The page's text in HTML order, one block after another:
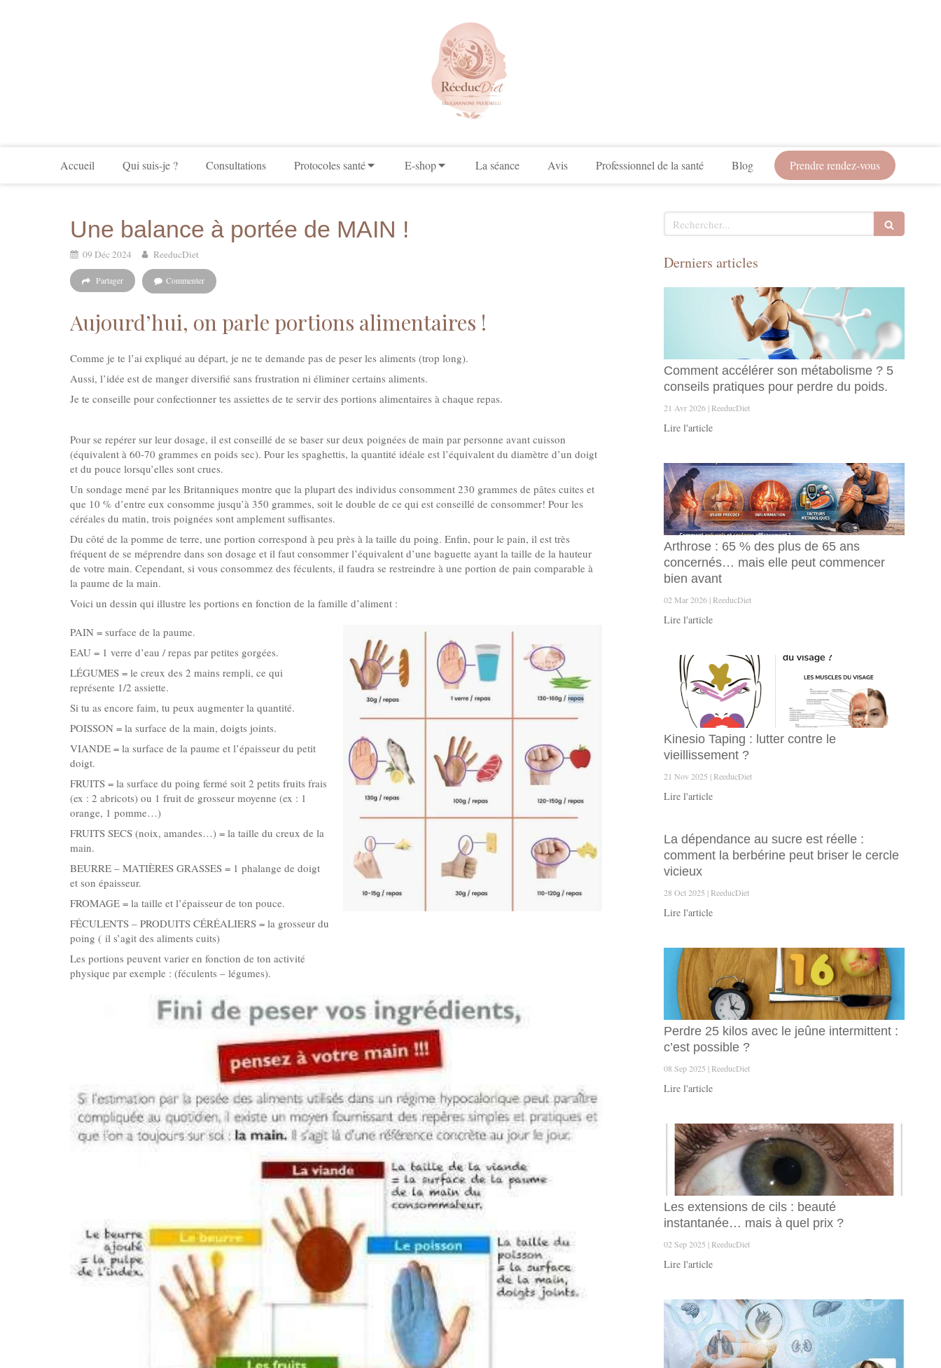
Accueil Qui suis-je ? Consultations Protocoles santé E-shop La séance Avis Professionnel de la santé Blog Prendre rendez-vous
Une balance à portée de MAIN !
09 Déc 2024 ReeducDiet
Partager Commenter
Aujourd’hui, on parle portions alimentaires !
Comme je te l’ai expliqué au départ, je ne te demande pas de peser les aliments (trop long).
Aussi, l’idée est de manger diversifié sans frustration ni éliminer certains aliments.
Je te conseille pour confectionner tes assiettes de te servir des portions alimentaires à chaque repas.
Pour se repérer sur leur dosage, il est conseillé de se baser sur deux poignées de main par personne avant cuisson
(équivalent à 60-70 grammes en poids sec). Pour les spaghettis, la quantité idéale est l’équivalent du diamètre d’un doigt
et du pouce lorsqu’elles sont crues.
Un sondage mené par les Britanniques montre que la plupart des individus consomment 230 grammes de pâtes cuites et
que 10 % d’entre eux consomme jusqu’à 350 grammes, soit le double de ce qui est conseillé de consommer! Pour les
céréales du matin, trois poignées sont amplement suffisantes.
Du côté de la pomme de terre, une portion correspond à peu près à la taille du poing. Enfin, pour le pain, il est très
fréquent de se méprendre dans son dosage et il faut consommer l’équivalent d’une baguette ayant la taille de la hauteur
de votre main. Cependant, si vous consommez des féculents, il faudra se restreindre à une portion de pain comparable à
la paume de la main.
Voici un dessin qui illustre les portions en fonction de la famille d’aliment :
PAIN = surface de la paume.
EAU = 1 verre d’eau / repas par petites gorgées.
LÉGUMES = le creux des 2 mains rempli, ce qui
représente 1/2 assiette.
Si tu as encore faim, tu peux augmenter la quantité.
POISSON = la surface de la main, doigts joints.
VIANDE = la surface de la paume et l’épaisseur du petit
doigt.
FRUITS = la surface du poing fermé soit 2 petits fruits frais
(ex : 2 abricots) ou 1 fruit de grosseur moyenne (ex : 1
orange, 1 pomme…)
FRUITS SECS (noix, amandes…) = la taille du creux de la
main.
BEURRE – MATIÈRES GRASSES = 1 phalange de doigt
et son épaisseur.
FROMAGE = la taille et l’épaisseur de ton pouce.
FÉCULENTS – PRODUITS CÉRÉALIERS = la grosseur du
poing ( il s’agit des aliments cuits)
Les portions peuvent varier en fonction de ton activité
physique par exemple : (féculents – légumes).
Rechercher
Derniers articles
Comment accélérer son métabolisme ? 5
conseils pratiques pour perdre du poids.
21 Avr 2026 ReeducDiet
Lire l'article
Arthrose : 65 % des plus de 65 ans
concernés… mais elle peut commencer
bien avant
02 Mar 2026 ReeducDiet
Lire l'article
Kinesio Taping : lutter contre le
vieillissement ?
21 Nov 2025 ReeducDiet
Lire l'article
La dépendance au sucre est réelle :
comment la berbérine peut briser le cercle
vicieux
28 Oct 2025 ReeducDiet
Lire l'article
Perdre 25 kilos avec le jeûne intermittent :
c’est possible ?
08 Sep 2025 ReeducDiet
Lire l'article
Les extensions de cils : beauté
instantanée… mais à quel prix ?
02 Sep 2025 ReeducDiet
Lire l'article